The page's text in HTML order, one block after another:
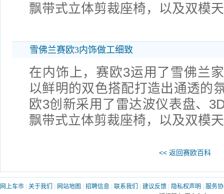
飘带式立体剪裁座椅，以及双模
雪佛兰赛欧3内饰做工细致
在内饰上，赛欧3运用了雪佛兰
以鲜明的双色搭配打造出通透的
欧3创新采用了雷达波仪表盘、
飘带式立体剪裁座椅，以及双模
<< 返回赛欧百科
网上车市 关于我们 网站地图 招聘信息 联系我们 建议反馈 隐私权声明
服务